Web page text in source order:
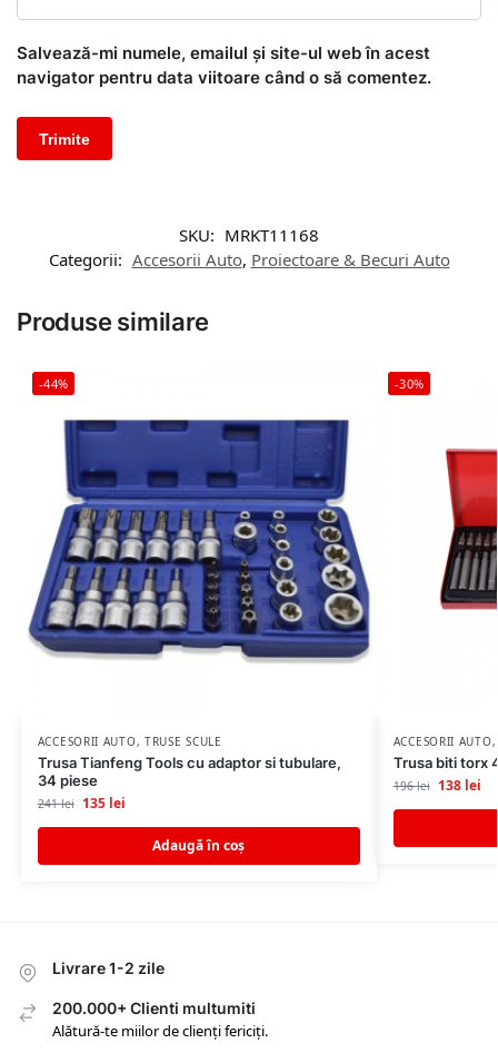
Salvează-mi numele, emailul și site-ul web în acest
navigator pentru data viitoare când o să comentez.
SKU: MRKT11168
Categorii: Accesorii Auto, Proiectoare & Becuri Auto
Produse similare
-44%
ACCESORII AUTO, TRUSE SCULE
Trusa Tianfeng Tools cu adaptor si tubulare,
34 piese
241lei 135 lei
Adaugă în coș
-30%
ACCESORII AUTO
Trusa biti torx
196lei 138 lei
Livrare 1-2 zile
200.000+ Clienti multumiti
Alătură-te miilor de clienți fericiți.